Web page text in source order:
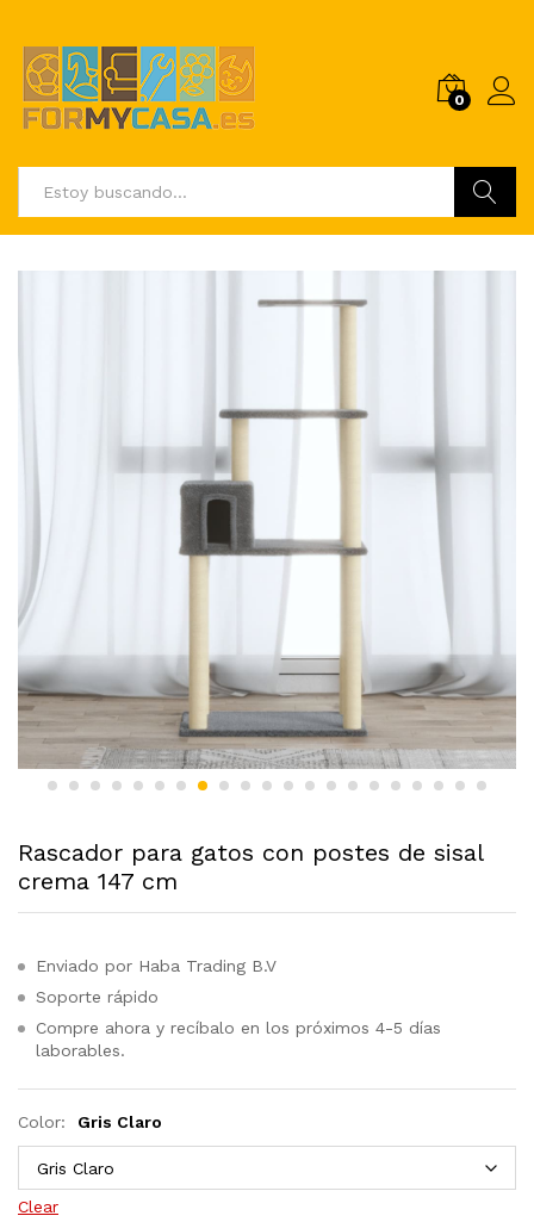
0
Rascador para gatos con postes de sisal
crema 147 cm
Enviado por Haba Trading B.V
Soporte rápido
Compre ahora y recíbalo en los próximos 4-5 días
laborables.
Color: Gris Claro
Clear